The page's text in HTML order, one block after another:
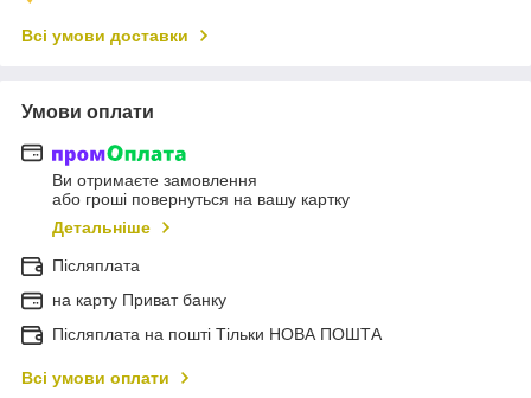
Всі умови доставки
Умови оплати
Ви отримаєте замовлення
або гроші повернуться на вашу картку
Детальніше
Післяплата
на карту Приват банку
Післяплата на пошті Тільки НОВА ПОШТА
Всі умови оплати